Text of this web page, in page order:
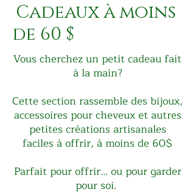
Cadeaux à moins
de 60 $
Vous cherchez un petit cadeau fait
à la main?
Cette section rassemble des bijoux,
accessoires pour cheveux et autres
petites créations artisanales
faciles à offrir, à moins de 60$
Parfait pour offrir… ou pour garder
pour soi.